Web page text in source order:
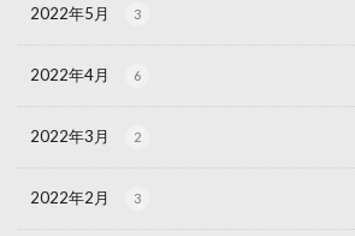
2022年5月 3
2022年4月 6
2022年3月 2
2022年2月 3